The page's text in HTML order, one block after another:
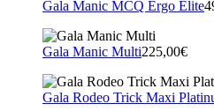
Gala Manic MCQ Ergo Elite
Gala Manic Multi225,00€
Gala Rodeo Trick Maxi